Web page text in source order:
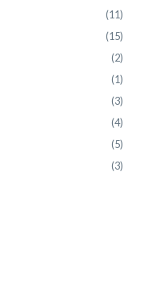
(11)
(15)
(2)
(1)
(3)
(4)
(5)
(3)